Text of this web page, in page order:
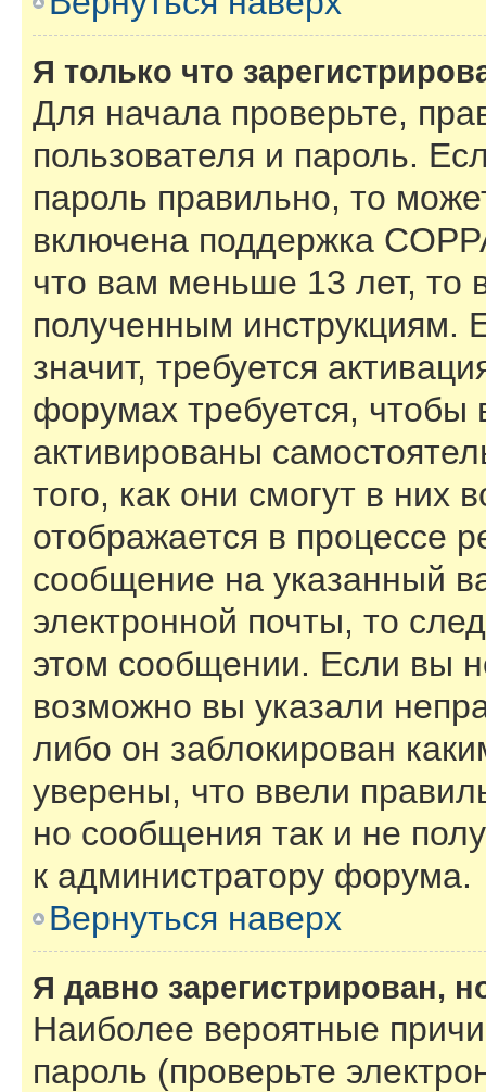
Я только что
Для начала проверьте,
пользователя и пароль.
пароль правильно, то
включена поддержка
что вам меньше 13 лет, то
полученным инструкциям.
значит, требуется
форумах требуется,
активированы
того, как они смогут в
отображается в процессе
сообщение на указанный
электронной почты, то
этом сообщении. Если вы
возможно вы указали
либо он заблокирован
уверены, что ввели
но сообщения так и не
к администратору форума.
Вернуться наверх
Я давно зарегистрирован,
Наиболее вероятные
пароль (проверьте